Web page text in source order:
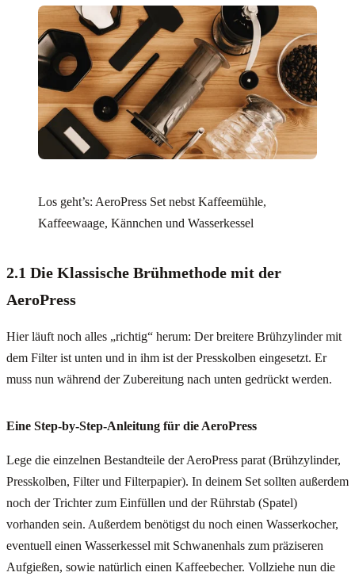
Los geht’s: AeroPress Set nebst Kaffeemühle,
Kaffeewaage, Kännchen und Wasserkessel
2.1 Die Klassische Brühmethode mit der
AeroPress
Hier läuft noch alles „richtig“ herum: Der breitere Brühzylinder mit
dem Filter ist unten und in ihm ist der Presskolben eingesetzt. Er
muss nun während der Zubereitung nach unten gedrückt werden.
Eine Step-by-Step-Anleitung für die AeroPress
Lege die einzelnen Bestandteile der AeroPress parat (Brühzylinder,
Presskolben, Filter und Filterpapier). In deinem Set sollten außerdem
noch der Trichter zum Einfüllen und der Rührstab (Spatel)
vorhanden sein. Außerdem benötigst du noch einen Wasserkocher,
eventuell einen Wasserkessel mit Schwanenhals zum präziseren
Aufgießen, sowie natürlich einen Kaffeebecher. Vollziehe nun die